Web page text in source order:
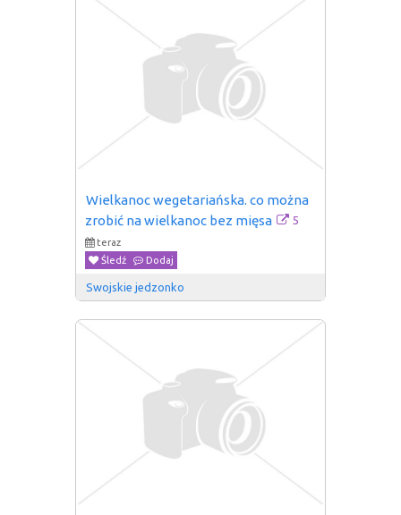
Wielkanoc wegetariańska. co można
zrobić na wielkanoc bez mięsa
5
teraz
Śledź
Dodaj
Swojskie jedzonko